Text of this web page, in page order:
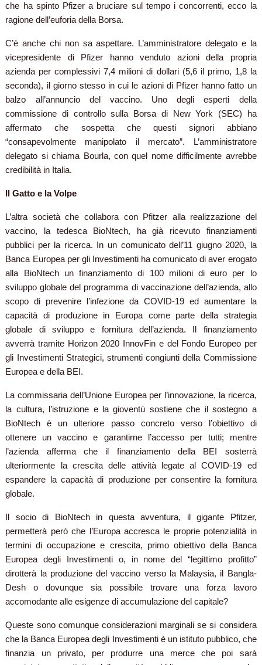
che ha spinto Pfizer a bruciare sul tempo i concorrenti, ecco la
ragione dell’euforia della Borsa.
C’è anche chi non sa aspettare. L’amministratore delegato e la
vicepresidente di Pfizer hanno venduto azioni della propria
azienda per complessivi 7,4 milioni di dollari (5,6 il primo, 1,8 la
seconda), il giorno stesso in cui le azioni di Pfizer hanno fatto un
balzo all’annuncio del vaccino. Uno degli esperti della
commissione di controllo sulla Borsa di New York (SEC) ha
affermato che sospetta che questi signori abbiano
“consapevolmente manipolato il mercato”. L’amministratore
delegato si chiama Bourla, con quel nome difficilmente avrebbe
credibilità in Italia.
Il Gatto e la Volpe
L’altra società che collabora con Pfitzer alla realizzazione del
vaccino, la tedesca BioNtech, ha già ricevuto finanziamenti
pubblici per la ricerca. In un comunicato dell’11 giugno 2020, la
Banca Europea per gli Investimenti ha comunicato di aver erogato
alla BioNtech un finanziamento di 100 milioni di euro per lo
sviluppo globale del programma di vaccinazione dell’azienda, allo
scopo di prevenire l’infezione da COVID-19 ed aumentare la
capacità di produzione in Europa come parte della strategia
globale di sviluppo e fornitura dell’azienda. Il finanziamento
avverrà tramite Horizon 2020 InnovFin e del Fondo Europeo per
gli Investimenti Strategici, strumenti congiunti della Commissione
Europea e della BEI.
La commissaria dell’Unione Europea per l’innovazione, la ricerca,
la cultura, l’istruzione e la gioventù sostiene che il sostegno a
BioNtech è un ulteriore passo concreto verso l’obiettivo di
ottenere un vaccino e garantirne l’accesso per tutti; mentre
l’azienda afferma che il finanziamento della BEI sosterrà
ulteriormente la crescita delle attività legate al COVID-19 ed
espandere la capacità di produzione per consentire la fornitura
globale.
Il socio di BioNtech in questa avventura, il gigante Pfitzer,
permetterà però che l’Europa accresca le proprie potenzialità in
termini di occupazione e crescita, primo obiettivo della Banca
Europea degli Investimenti o, in nome del “legittimo profitto”
dirotterà la produzione del vaccino verso la Malaysia, il Bangla-
Desh o dovunque sia possibile trovare una forza lavoro
accomodante alle esigenze di accumulazione del capitale?
Queste sono comunque considerazioni marginali se si considera
che la Banca Europea degli Investimenti è un istituto pubblico, che
finanzia un privato, per produrre una merce che poi sarà